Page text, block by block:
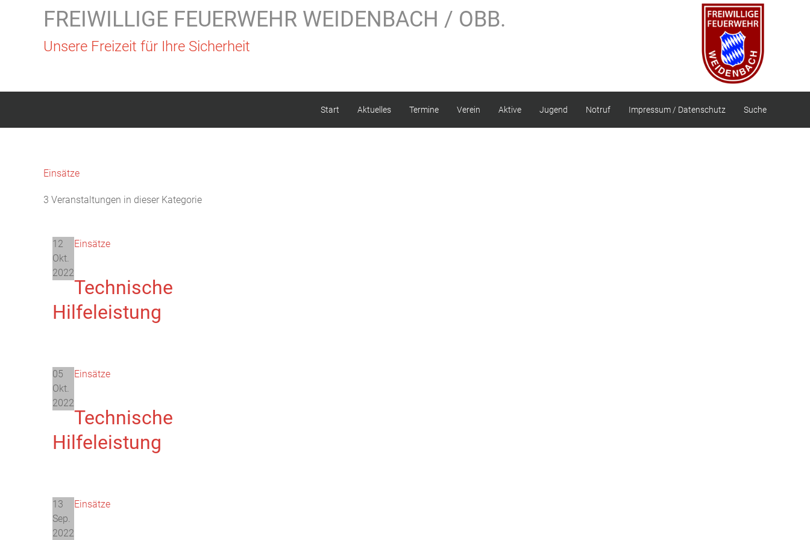
FREIWILLIGE FEUERWEHR WEIDENBACH / OBB.
Unsere Freizeit für Ihre Sicherheit
Start Aktuelles Termine Verein Aktive Jugend Notruf Impressum / Datenschutz Suche
Einsätze
3 Veranstaltungen in dieser Kategorie
12
Okt.
2022
Einsätze
Technische
Hilfeleistung
05
Okt.
2022
Einsätze
Technische
Hilfeleistung
13
Sep.
2022
Einsätze